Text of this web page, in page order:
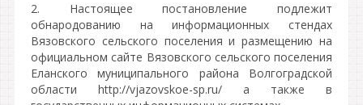
2. Настоящее постановление подлежит
обнародованию на информационных стендах
Вязовского сельского поселения и размещению на
официальном сайте Вязовского сельского поселения
Еланского муниципального района Волгоградской
области http://vjazovskoe-sp.ru/ а также в